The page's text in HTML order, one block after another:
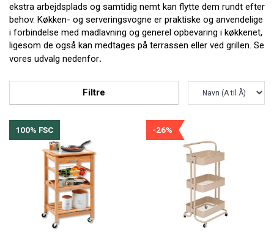
ekstra arbejdsplads og samtidig nemt kan flytte dem rundt efter
behov. Køkken- og serveringsvogne er praktiske og anvendelige
i forbindelse med madlavning og generel opbevaring i køkkenet,
ligesom de også kan medtages på terrassen eller ved grillen. Se
vores udvalg nedenfor.
Filtre
100% FSC -26%